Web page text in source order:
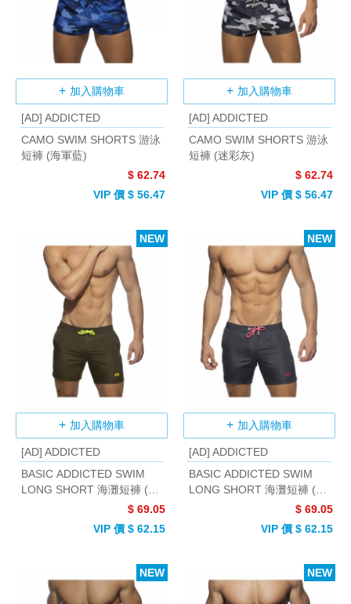
加入購物車
[AD] ADDICTED
CAMO SWIM SHORTS 游泳
短褲 (海軍藍)
$ 62.74
VIP 價 $ 56.47
加入購物車
[AD] ADDICTED
CAMO SWIM SHORTS 游泳
短褲 (迷彩灰)
$ 62.74
VIP 價 $ 56.47
加入購物車
[AD] ADDICTED
BASIC ADDICTED SWIM
LONG SHORT 海灘短褲 (卡
$ 69.05
VIP 價 $ 62.15
NEW
加入購物車
[AD] ADDICTED
BASIC ADDICTED SWIM
LONG SHORT 海灘短褲 (灰
$ 69.05
VIP 價 $ 62.15
NEW
NEW NEW